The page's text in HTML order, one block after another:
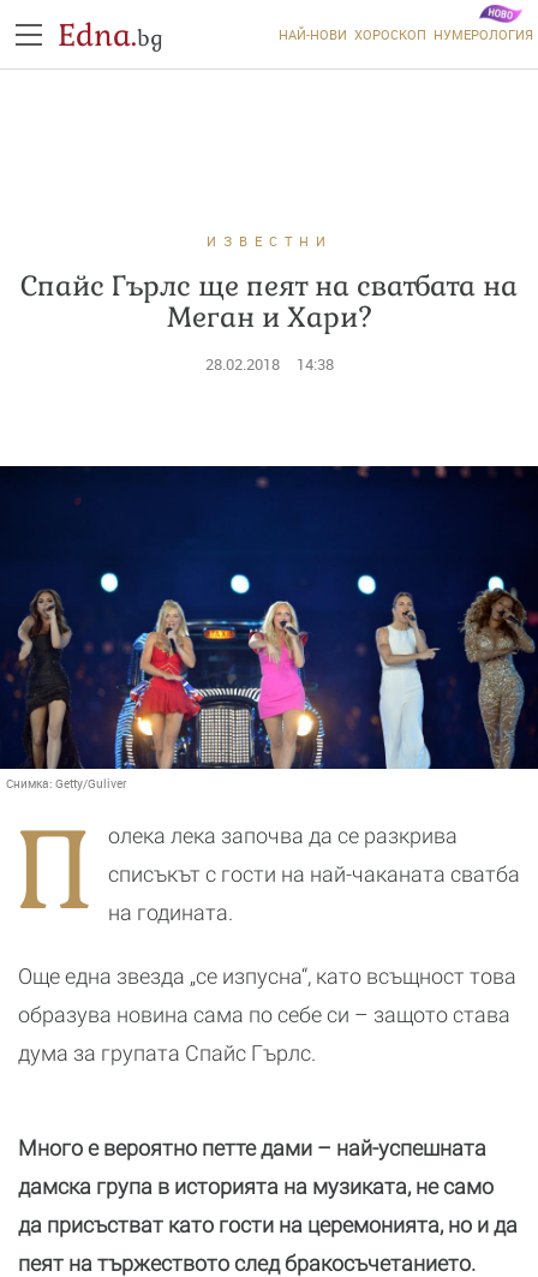
Edna.bg НАЙ-НОВИ ХОРОСКОП НУМЕРОЛОГИЯ
ИЗВЕСТНИ
Спайс Гърлс ще пеят на сватбата на
Меган и Хари?
28.02.2018 14:38
Снимка: Getty/Guliver
П
олека лека започва да се разкрива
списъкът с гости на най-чаканата сватба
на годината.
Още една звезда „се изпусна“, като всъщност това
образува новина сама по себе си – защото става
дума за групата Спайс Гърлс.
Много е вероятно петте дами – най-успешната
дамска група в историята на музиката, не само
да присъстват като гости на церемонията, но и да
пеят на тържеството след бракосъчетанието.